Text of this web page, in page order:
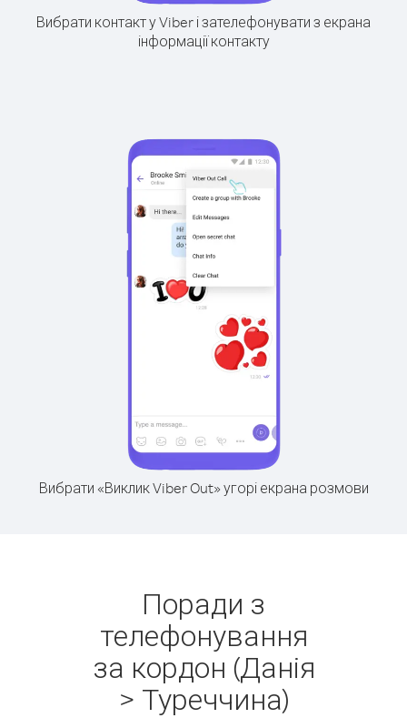
Вибрати контакт у Viber і зателефонувати з екрана
інформації контакту
Вибрати «Виклик Viber Out» угорі екрана розмови
Поради з
телефонування
за кордон (Данія
> Туреччина)